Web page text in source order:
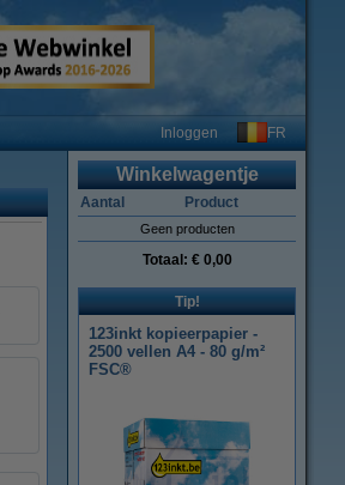
Inloggen FR
Winkelwagentje
Aantal Product
Geen producten
Totaal: € 0,00
Tip!
123inkt kopieerpapier -
2500 vellen A4 - 80 g/m²
FSC®